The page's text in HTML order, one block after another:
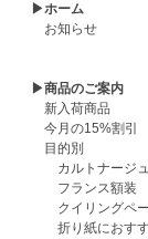
▶ホーム
お知らせ
▶商品のご案内
新入荷商品
今月の15%割引
目的別
カルトナージュ
フランス額装
クイリングペ
折り紙におす